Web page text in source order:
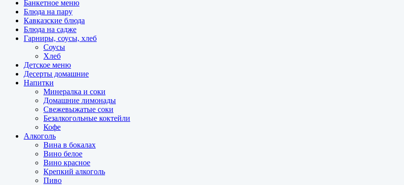
Банкетное меню
Блюда на пару
Кавказские блюда
Блюда на садже
Гарниры, соусы, хлеб
Соусы
Хлеб
Детское меню
Десерты домашние
Напитки
Минералка и соки
Домашние лимонады
Свежевыжатые соки
Безалкогольные коктейли
Кофе
Алкоголь
Вина в бокалах
Вино белое
Вино красное
Крепкий алкоголь
Пиво